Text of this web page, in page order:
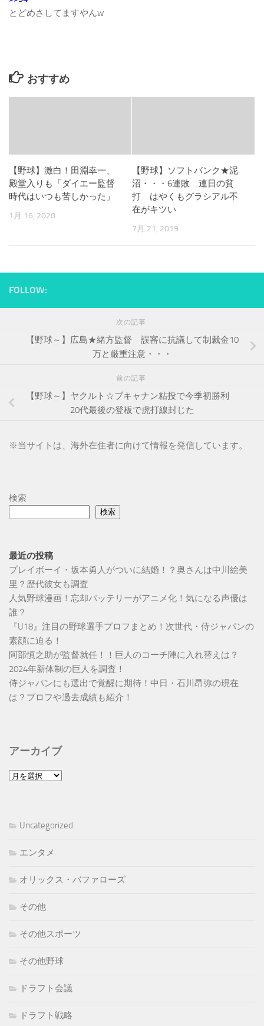
とどめさしてますやんw
おすすめ
【野球】激白！田淵幸一、
殿堂入りも「ダイエー監督
時代はいつも苦しかった」
1月 16, 2020
【野球】ソフトバンク★泥
沼・・・6連敗 連日の貧
打 はやくもグラシアル不
在がキツい
7月 21, 2019
FOLLOW:
次の記事
【野球～】広島★緒方監督 誤審に抗議して制裁金10
万と厳重注意・・・
前の記事
【野球～】ヤクルト☆ブキャナン粘投で今季初勝利
20代最後の登板で虎打線封じた
※当サイトは、海外在住者に向けて情報を発信しています。
検索
検索
最近の投稿
プレイボーイ・坂本勇人がついに結婚！？奥さんは中川絵美
里？歴代彼女も調査
人気野球漫画！忘却バッテリーがアニメ化！気になる声優は
誰？
『U18』注目の野球選手プロフまとめ！次世代・侍ジャパンの
素顔に迫る！
阿部慎之助が監督就任！！巨人のコーチ陣に入れ替えは？
2024年新体制の巨人を調査！
侍ジャパンにも選出で覚醒に期待！中日・石川昂弥の現在
は？プロフや過去成績も紹介！
アーカイブ
ア
ブ
Uncategorized
エンタメ
オリックス・バファローズ
その他
その他スポーツ
その他野球
ドラフト会議
ドラフト戦略